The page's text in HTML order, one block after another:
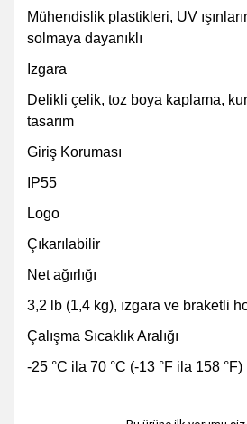
Mühendislik plastikleri, UV
solmaya dayanıklı
Izgara
Delikli çelik, toz boya kaplama,
tasarım
Giriş Koruması
IP55
Logo
Çıkarılabilir
Net ağırlığı
3,2 lb (1,4 kg), ızgara ve braketli
Çalışma Sıcaklık Aralığı
-25 °C ila 70 °C (-13 °F ila 158 °F)